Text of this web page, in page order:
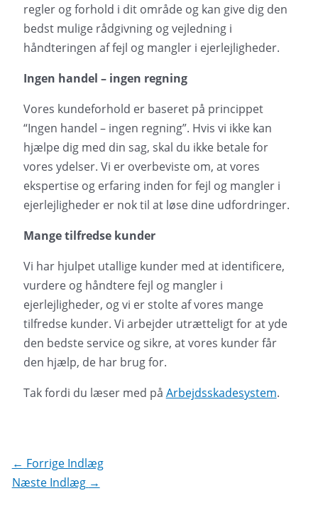
regler og forhold i dit område og kan give dig den
bedst mulige rådgivning og vejledning i
håndteringen af fejl og mangler i ejerlejligheder.
Ingen handel – ingen regning
Vores kundeforhold er baseret på princippet
“Ingen handel – ingen regning”. Hvis vi ikke kan
hjælpe dig med din sag, skal du ikke betale for
vores ydelser. Vi er overbeviste om, at vores
ekspertise og erfaring inden for fejl og mangler i
ejerlejligheder er nok til at løse dine udfordringer.
Mange tilfredse kunder
Vi har hjulpet utallige kunder med at identificere,
vurdere og håndtere fejl og mangler i
ejerlejligheder, og vi er stolte af vores mange
tilfredse kunder. Vi arbejder utrætteligt for at yde
den bedste service og sikre, at vores kunder får
den hjælp, de har brug for.
Tak fordi du læser med på Arbejdsskadesystem.
Indlægsnavigation
← Forrige Indlæg
Næste Indlæg →